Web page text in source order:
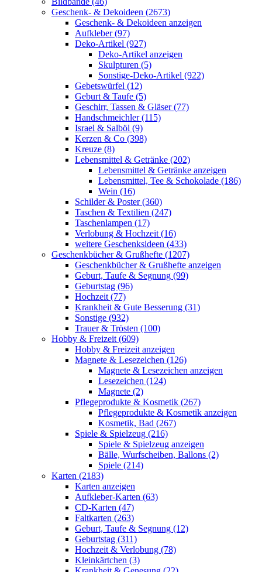
Geschenk- & Dekoideen (2673)
Geschenk- & Dekoideen anzeigen
Aufkleber (97)
Deko-Artikel (927)
Deko-Artikel anzeigen
Skulpturen (5)
Sonstige-Deko-Artikel (922)
Gebetswürfel (12)
Geburt & Taufe (5)
Geschirr, Tassen & Gläser (77)
Handschmeichler (115)
Israel & Salböl (9)
Kerzen & Co (398)
Kreuze (8)
Lebensmittel & Getränke (202)
Lebensmittel & Getränke anzeigen
Lebensmittel, Tee & Schokolade (186)
Wein (16)
Schilder & Poster (360)
Taschen & Textilien (247)
Taschenlampen (17)
Verlobung & Hochzeit (16)
weitere Geschenksideen (433)
Geschenkbücher & Grußhefte (1207)
Geschenkbücher & Grußhefte anzeigen
Geburt, Taufe & Segnung (99)
Geburtstag (96)
Hochzeit (77)
Krankheit & Gute Besserung (31)
Sonstige (932)
Trauer & Trösten (100)
Hobby & Freizeit (609)
Hobby & Freizeit anzeigen
Magnete & Lesezeichen (126)
Magnete & Lesezeichen anzeigen
Lesezeichen (124)
Magnete (2)
Pflegeprodukte & Kosmetik (267)
Pflegeprodukte & Kosmetik anzeigen
Kosmetik, Bad (267)
Spiele & Spielzeug (216)
Spiele & Spielzeug anzeigen
Bälle, Wurfscheiben, Ballons (2)
Spiele (214)
Karten (2183)
Karten anzeigen
Aufkleber-Karten (63)
CD-Karten (47)
Faltkarten (263)
Geburt, Taufe & Segnung (12)
Geburtstag (311)
Hochzeit & Verlobung (78)
Kleinkärtchen (3)